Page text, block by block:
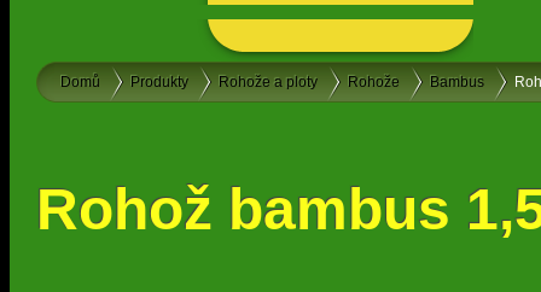
Domů Produkty Rohože a ploty Rohože Bambus
Rohož bambus